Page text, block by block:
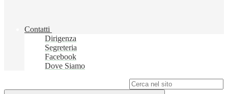
Contatti
Dirigenza
Segreteria
Facebook
Dove Siamo